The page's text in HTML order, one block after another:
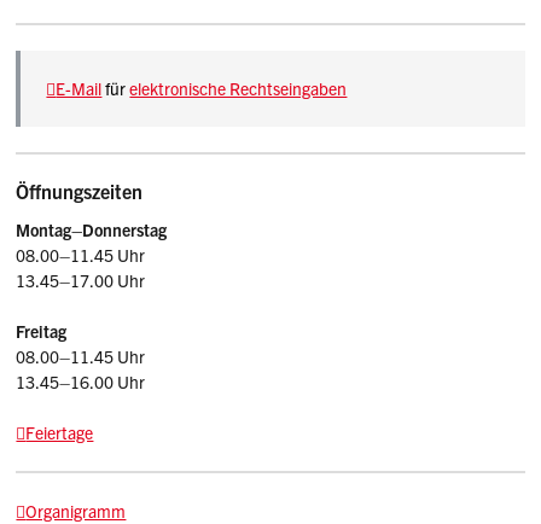
E-Mailfürelektronische Rechtseingaben
Öffnungszeiten
Montag–Donnerstag
08.00–11.45 Uhr
13.45–17.00 Uhr
Freitag
08.00–11.45 Uhr
13.45–16.00 Uhr
Feiertage
Organigramm